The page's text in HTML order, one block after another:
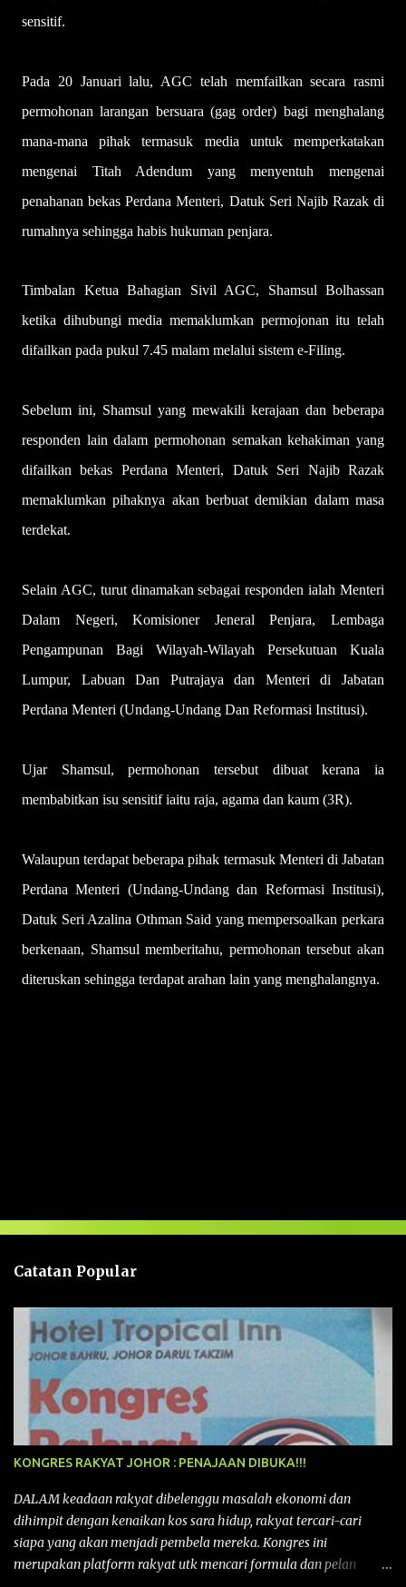
sensitif.
Pada 20 Januari lalu, AGC telah memfailkan secara rasmi
permohonan larangan bersuara (gag order) bagi menghalang
mana-mana pihak termasuk media untuk memperkatakan
mengenai Titah Adendum yang menyentuh mengenai
penahanan bekas Perdana Menteri, Datuk Seri Najib Razak di
rumahnya sehingga habis hukuman penjara.
Timbalan Ketua Bahagian Sivil AGC, Shamsul Bolhassan
ketika dihubungi media memaklumkan permojonan itu telah
difailkan pada pukul 7.45 malam melalui sistem e-Filing.
Sebelum ini, Shamsul yang mewakili kerajaan dan beberapa
responden lain dalam permohonan semakan kehakiman yang
difailkan bekas Perdana Menteri, Datuk Seri Najib Razak
memaklumkan pihaknya akan berbuat demikian dalam masa
terdekat.
Selain AGC, turut dinamakan sebagai responden ialah Menteri
Dalam Negeri, Komisioner Jeneral Penjara, Lembaga
Pengampunan Bagi Wilayah-Wilayah Persekutuan Kuala
Lumpur, Labuan Dan Putrajaya dan Menteri di Jabatan
Perdana Menteri (Undang-Undang Dan Reformasi Institusi).
Ujar Shamsul, permohonan tersebut dibuat kerana ia
membabitkan isu sensitif iaitu raja, agama dan kaum (3R).
Walaupun terdapat beberapa pihak termasuk Menteri di Jabatan
Perdana Menteri (Undang-Undang dan Reformasi Institusi),
Datuk Seri Azalina Othman Said yang mempersoalkan perkara
berkenaan, Shamsul memberitahu, permohonan tersebut akan
diteruskan sehingga terdapat arahan lain yang menghalangnya.
a
n
Catatan Popular
KONGRES RAKYAT JOHOR : PENAJAAN DIBUKA!!!
DALAM keadaan rakyat dibelenggu masalah ekonomi dan
dihimpit dengan kenaikan kos sara hidup, rakyat tercari-cari
siapa yang akan menjadi pembela mereka. Kongres ini
merupakan platform rakyat utk mencari formula dan pelan